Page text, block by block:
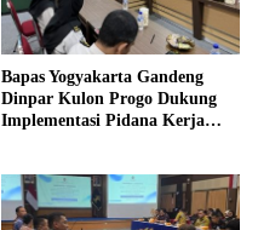
Bapas Yogyakarta Gandeng
Dinpar Kulon Progo Dukung
Implementasi Pidana Kerja